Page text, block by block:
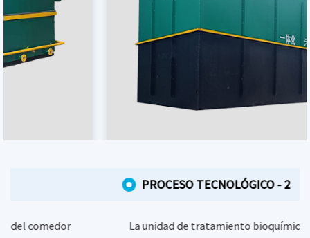
PROCESO TECNOLÓGICO - 2
La unidad de tratamiento bioquímico utiliza el